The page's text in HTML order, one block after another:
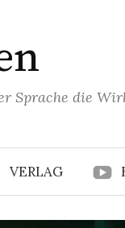
Sprache die
VERLAG